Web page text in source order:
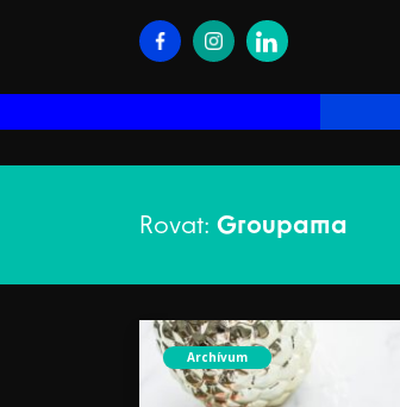
Rovat: Groupama
Archívum